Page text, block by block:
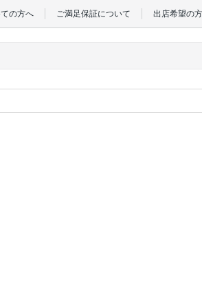
の方へ ご満足保証について 出店希望の